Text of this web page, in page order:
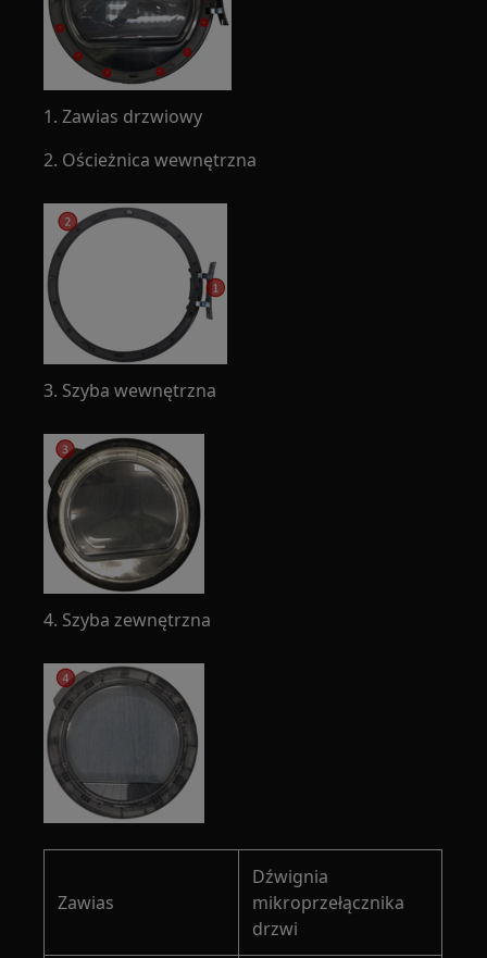
1. Zawias drzwiowy
2. Ościeżnica wewnętrzna
3. Szyba wewnętrzna
4. Szyba zewnętrzna
Zawias
Dźwignia
mikroprzełącznika
drzwi